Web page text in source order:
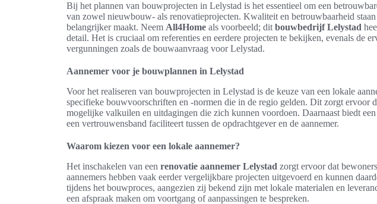
Bij het plannen van bouwprojecten in Lelystad is het essentieel om een
van zowel nieuwbouw- als renovatieprojecten. Kwaliteit en betrouwbaarheid
belangrijker maakt. Neem All4Home als voorbeeld; dit bouwbedrijf Lelystad
detail. Het is cruciaal om referenties en eerdere projecten te bekijken, evenals de
vergunningen zoals de bouwaanvraag voor Lelystad.
Aannemer voor je bouwplannen in Lelystad
Voor het realiseren van bouwprojecten in Lelystad is de keuze van een lokale
specifieke bouwvoorschriften en -normen die in de regio gelden. Dit zorgt ervoor
mogelijke valkuilen en uitdagingen die zich kunnen voordoen. Daarnaast biedt een
een vertrouwensband faciliteert tussen de opdrachtgever en de aannemer.
Waarom kiezen voor een lokale aannemer?
Het inschakelen van een renovatie aannemer Lelystad zorgt ervoor dat
aannemers hebben vaak eerder vergelijkbare projecten uitgevoerd en kunnen
tijdens het bouwproces, aangezien zij bekend zijn met lokale materialen en
een afspraak maken om voortgang of aanpassingen te bespreken.